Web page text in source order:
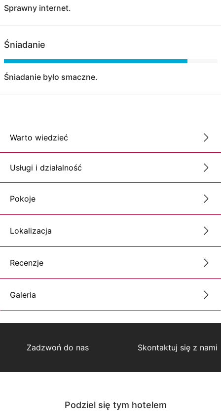
Sprawny internet.
Śniadanie
Śniadanie było smaczne.
Warto wiedzieć
Usługi i działalność
Pokoje
Lokalizacja
Recenzje
Galeria
Zadzwoń do nas Skontaktuj się z nami
Podziel się tym hotelem